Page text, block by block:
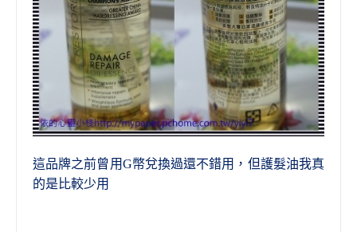
這品牌之前曾用G幣兌換過還不錯用，但護髮油我真
的是比較少用